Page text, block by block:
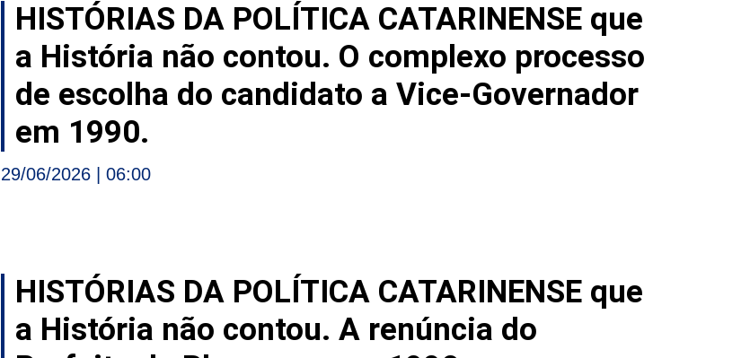
HISTÓRIAS DA POLÍTICA CATARINENSE que
a História não contou. O complexo processo
de escolha do candidato a Vice-Governador
em 1990.
29/06/2026 06:00
HISTÓRIAS DA POLÍTICA CATARINENSE que
a História não contou. A renúncia do